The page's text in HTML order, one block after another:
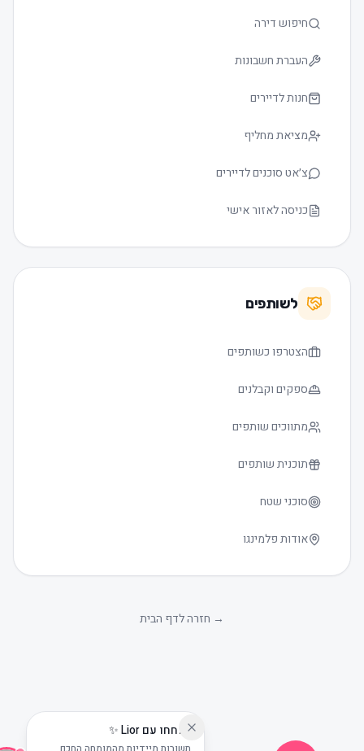
גודל טקסט
שוחחו עם Lior ✨
חיפוש דירה
העברת חשבונות
חנות לדיירים
מציאת מחליף
צ׳אט סוכנים לדיירים
כניסה לאזור אישי
לשותפים
הצטרפו כשותפים
ספקים וקבלנים
מתווכים שותפים
תוכנית שותפים
סוכני שטח
אודות פלמינגו
חזרה לדף הבית